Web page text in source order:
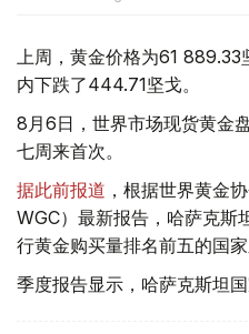
上周，黄金价格为61 889.33
内下跌了444.71坚戈。
8月6日，世界市场现货黄金
七周来首次。
据此前报道 ，根据世界黄金
WGC）最新报告，哈萨克斯
行黄金购买量排名前五的国家
季度报告显示，哈萨克斯坦